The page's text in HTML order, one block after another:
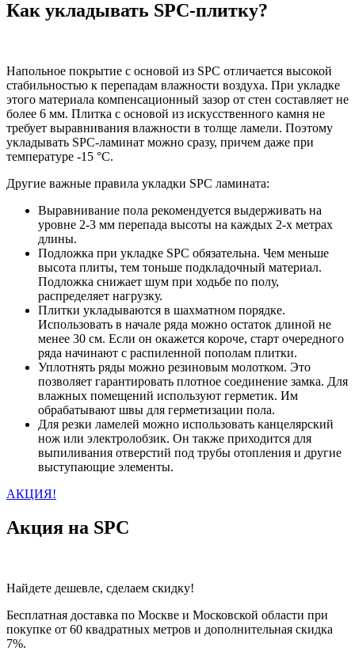
Как укладывать SPC-плитку?
Напольное покрытие с основой из SPC отличается высокой
стабильностью к перепадам влажности воздуха. При укладке
этого материала компенсационный зазор от стен составляет не
более 6 мм. Плитка с основой из искусственного камня не
требует выравнивания влажности в толще ламели. Поэтому
укладывать SPC-ламинат можно сразу, причем даже при
температуре -15 °C.
Другие важные правила укладки SPC ламината:
Выравнивание пола рекомендуется выдерживать на
уровне 2-3 мм перепада высоты на каждых 2-х метрах
длины.
Подложка при укладке SPC обязательна. Чем меньше
высота плиты, тем тоньше подкладочный материал.
Подложка снижает шум при ходьбе по полу,
распределяет нагрузку.
Плитки укладываются в шахматном порядке.
Использовать в начале ряда можно остаток длиной не
менее 30 см. Если он окажется короче, старт очередного
ряда начинают с распиленной пополам плитки.
Уплотнять ряды можно резиновым молотком. Это
позволяет гарантировать плотное соединение замка. Для
влажных помещений используют герметик. Им
обрабатывают швы для герметизации пола.
Для резки ламелей можно использовать канцелярский
нож или электролобзик. Он также приходится для
выпиливания отверстий под трубы отопления и другие
выступающие элементы.
АКЦИЯ!
Акция на SPC
Найдете дешевле, сделаем скидку!
Бесплатная доставка по Москве и Московской области при
покупке от 60 квадратных метров и дополнительная скидка
7%.